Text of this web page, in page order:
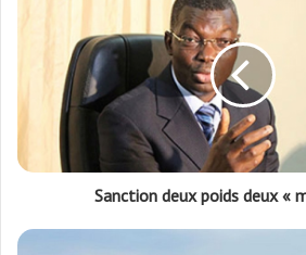
Sanction deux poids deux «